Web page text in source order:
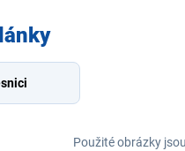
Použité obrázky